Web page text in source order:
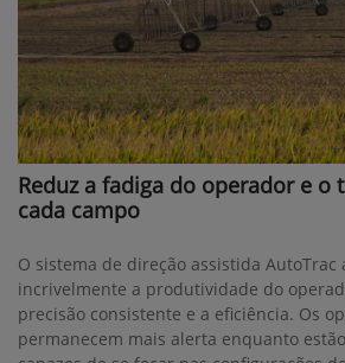
Reduz a fadiga do operador e o
cada campo
O sistema de direção assistida AutoTrac
incrivelmente a produtividade do
precisão consistente e a eficiência. Os
permanecem mais alerta enquanto